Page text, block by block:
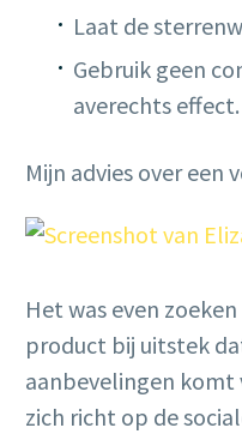
Laat de
Gebruik geen
averechts effect.
Mijn advies over
Het was even
product bij uitstek
aanbevelingen komt
zich richt op de